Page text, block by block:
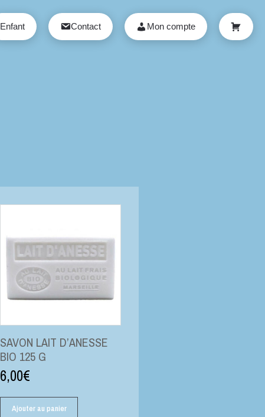
Enfant Contact Mon compte Panier
SAVON LAIT D’ANESSE
BIO 125 G
6,00€
Ajouter au panier